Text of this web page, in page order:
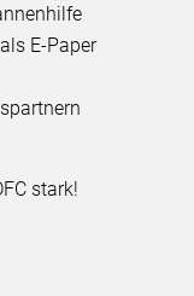
E-Paper
stark!